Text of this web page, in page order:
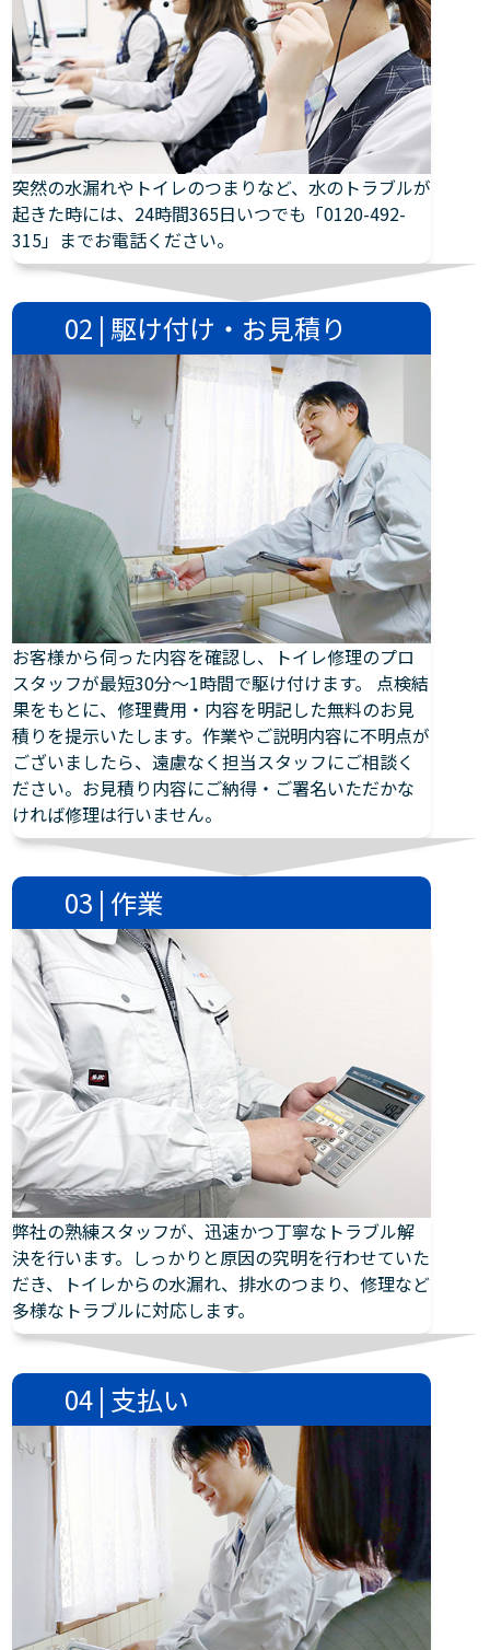
突然の水漏れやトイレのつまりなど、水のトラブルが
起きた時には、24時間365日いつでも「0120-492-
315」までお電話ください。
02 | 駆け付け・お見積り
お客様から伺った内容を確認し、トイレ修理のプロ
スタッフが最短30分～1時間で駆け付けます。 点検結
果をもとに、修理費用・内容を明記した無料のお見
積りを提示いたします。作業やご説明内容に不明点が
ございましたら、遠慮なく担当スタッフにご相談く
ださい。お見積り内容にご納得・ご署名いただかな
ければ修理は行いません。
03 | 作業
弊社の熟練スタッフが、迅速かつ丁寧なトラブル解
決を行います。しっかりと原因の究明を行わせていた
だき、トイレからの水漏れ、排水のつまり、修理など
多様なトラブルに対応します。
04 | 支払い